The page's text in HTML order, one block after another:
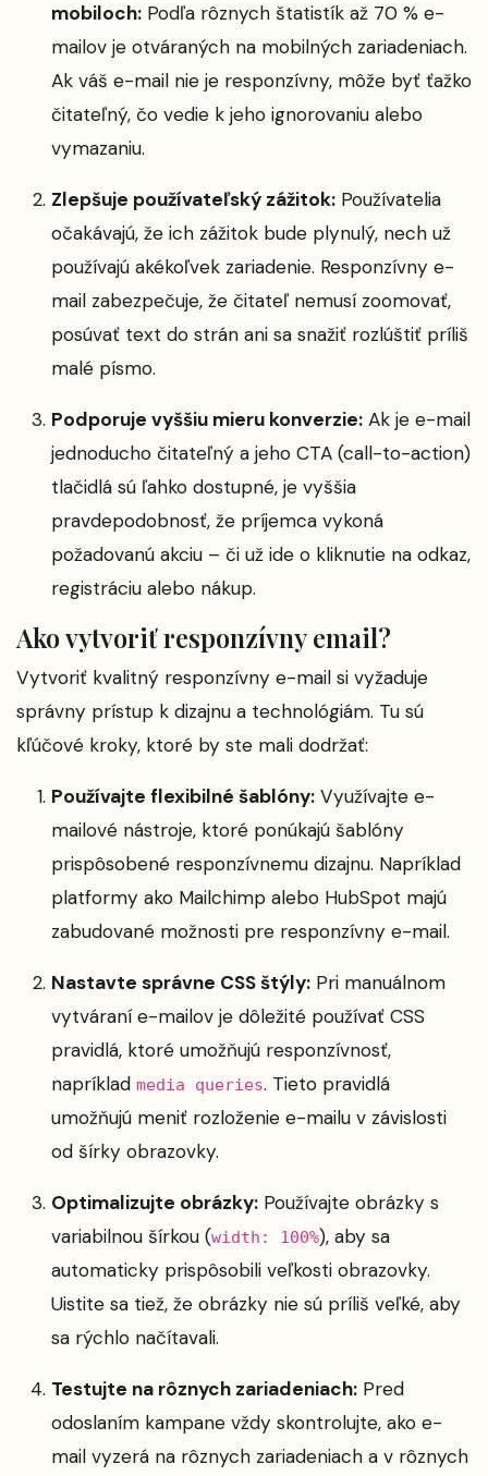
mobiloch: Podľa rôznych štatistík až 70 % e-
mailov je otváraných na mobilných zariadeniach.
Ak váš e-mail nie je responzívny, môže byť ťažko
čitateľný, čo vedie k jeho ignorovaniu alebo
vymazaniu.
Zlepšuje používateľský zážitok: Používatelia
očakávajú, že ich zážitok bude plynulý, nech už
používajú akékoľvek zariadenie. Responzívny e-
mail zabezpečuje, že čitateľ nemusí zoomovať,
posúvať text do strán ani sa snažiť rozlúštiť príliš
malé písmo.
Podporuje vyššiu mieru konverzie: Ak je e-mail
jednoducho čitateľný a jeho CTA (call-to-action)
tlačidlá sú ľahko dostupné, je vyššia
pravdepodobnosť, že príjemca vykoná
požadovanú akciu – či už ide o kliknutie na odkaz,
registráciu alebo nákup.
Ako vytvoriť responzívny email?
Vytvoriť kvalitný responzívny e-mail si vyžaduje
správny prístup k dizajnu a technológiám. Tu sú
kľúčové kroky, ktoré by ste mali dodržať:
Používajte flexibilné šablóny: Využívajte e-
mailové nástroje, ktoré ponúkajú šablóny
prispôsobené responzívnemu dizajnu. Napríklad
platformy ako Mailchimp alebo HubSpot majú
zabudované možnosti pre responzívny e-mail.
Nastavte správne CSS štýly: Pri manuálnom
vytváraní e-mailov je dôležité používať CSS
pravidlá, ktoré umožňujú responzívnosť,
napríklad media queries. Tieto pravidlá
umožňujú meniť rozloženie e-mailu v závislosti
od šírky obrazovky.
Optimalizujte obrázky: Používajte obrázky s
variabilnou šírkou (width: 100%), aby sa
automaticky prispôsobili veľkosti obrazovky.
Uistite sa tiež, že obrázky nie sú príliš veľké, aby
sa rýchlo načítavali.
Testujte na rôznych zariadeniach: Pred
odoslaním kampane vždy skontrolujte, ako e-
mail vyzerá na rôznych zariadeniach a v rôznych